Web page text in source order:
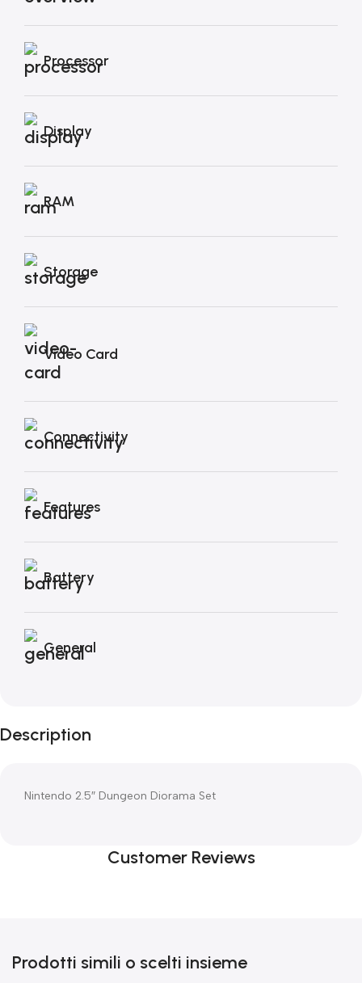
Processor
Display
RAM
Storage
Video Card
Connectivity
Features
Battery
General
Description
Nintendo 2.5″ Dungeon Diorama Set
Customer Reviews
Prodotti simili o scelti insieme